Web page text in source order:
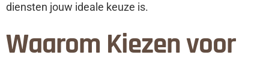
diensten jouw ideale keuze is.
Waarom Kiezen voor